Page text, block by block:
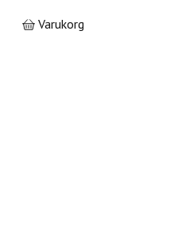
Varukorg